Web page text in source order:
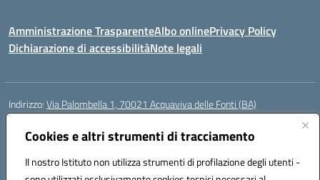
Cookies e altri strumenti di tracciamento
Il nostro Istituto non utilizza strumenti di profilazione degli utenti -
Amministrazione TrasparenteAlbo onlinePrivacy Policy
Dichiarazione di accessibilitàNote legali
Indirizzo:Via Palombella 1, 70021 Acquaviva delle Fonti (BA)
Centralino:
Posta elettronica certificata (PEC):baic89400e@pec.istruzione.it
Codice fiscale: 91121590722
Codice meccanografico:baic89400e